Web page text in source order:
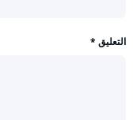
التعليق *